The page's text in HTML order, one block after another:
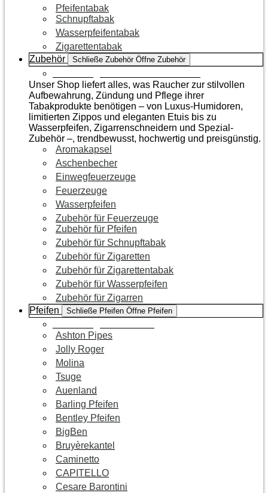
Pfeifentabak
Schnupftabak
Wasserpfeifentabak
Zigarettentabak
Zubehör
Schließe Zubehör Öffne Zubehör
Unser Shop liefert alles, was Raucher zur stilvollen
Aufbewahrung, Zündung und Pflege ihrer
Tabakprodukte benötigen – von Luxus-Humidoren,
limitierten Zippos und eleganten Etuis bis zu
Wasserpfeifen, Zigarrenschneidern und Spezial-
Zubehör –, trendbewusst, hochwertig und preisgünstig.
Aromakapsel
Aschenbecher
Einwegfeuerzeuge
Feuerzeuge
Wasserpfeifen
Zubehör für Feuerzeuge
Zubehör für Pfeifen
Zubehör für Schnupftabak
Zubehör für Zigaretten
Zubehör für Zigarettentabak
Zubehör für Wasserpfeifen
Zubehör für Zigarren
Pfeifen
Schließe Pfeifen Öffne Pfeifen
Ashton Pipes
Jolly Roger
Molina
Tsuge
Auenland
Barling Pfeifen
Bentley Pfeifen
BigBen
Bruyèrekantel
Caminetto
CAPITELLO
Cesare Barontini